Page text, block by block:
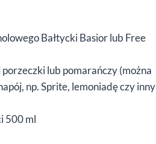
Bałtycki Basior lub Free
lub pomarańczy (można
np. Sprite, lemoniadę czy inny
500 ml